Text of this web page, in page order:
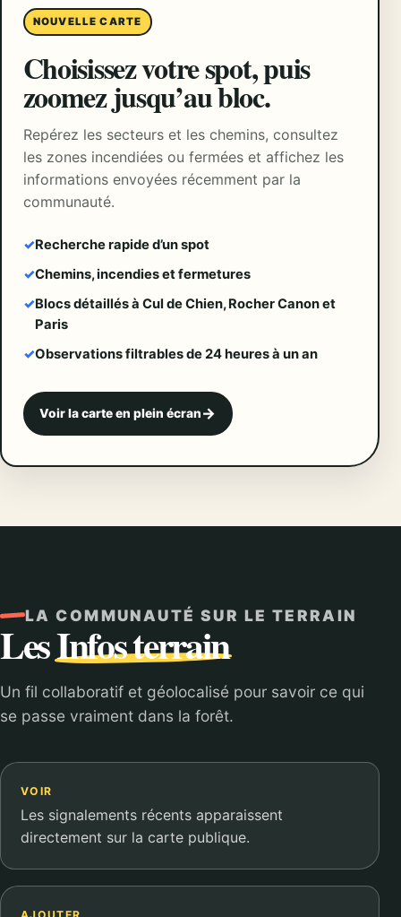
NOUVELLE CARTE
Choisissez votre spot, puis
zoomez jusqu’au bloc.
Repérez les secteurs et les chemins, consultez
les zones incendiées ou fermées et affichez les
informations envoyées récemment par la
communauté.
Recherche rapide d’un spot
Chemins, incendies et fermetures
Blocs détaillés à Cul de Chien, Rocher Canon et
Paris
Observations filtrables de 24 heures à un an
Voir la carte en plein écran
LA COMMUNAUTÉ SUR LE TERRAIN
LesInfos terrain
Un fil collaboratif et géolocalisé pour savoir ce qui
se passe vraiment dans la forêt.
VOIR
Les signalements récents apparaissent
directement sur la carte publique.